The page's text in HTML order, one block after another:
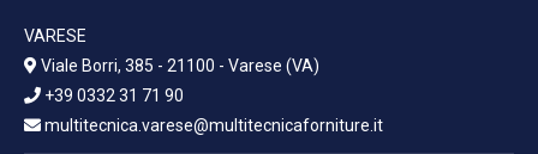
VARESE
Viale Borri, 385 - 21100 - Varese (VA)
+39 0332 31 71 90
multitecnica.varese@multitecnicaforniture.it